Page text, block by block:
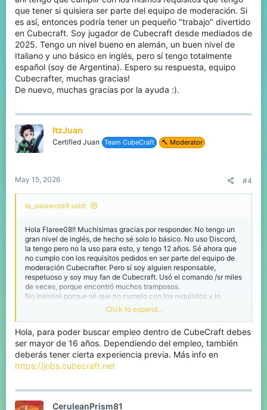
que tener si quisiera ser parte del equipo de moderación. Si
es así, entonces podría tener un pequeño "trabajo" divertido
en Cubecraft. Soy jugador de Cubecraft desde mediados de
2025. Tengo un nivel bueno en alemán, un buen nivel de
Italiano y uno básico en inglés, pero sí tengo totalmente
español (soy de Argentina). Espero su respuesta, equipo
Cubecrafter, muchas gracias!
De nuevo, muchas gracias por la ayuda :).
ItzJuan
Certified Juan Team CubeCraft 🔨 Moderator
May 15, 2026 #4
la_awawota9 said:
Hola Flaree08!! Muchísimas gracias por responder. No tengo un
gran nivel de inglés, de hecho sé solo lo básico. No uso Discord,
la tengo pero no la uso para esto, y tengo 12 años. Sé ahora que
no cumplo con los requisitos pedidos en ser parte del equipo de
moderación Cubecrafter. Pero sí soy alguien responsable,
respetuoso y soy muy fan de Cubecraft. Usó el comando /sr miles
de veces, porque encontró muchos tramposos.
No insistiré porque sé que no cumplo con los requisitos y lo
Pero, me interesó la primera opción, quisiera saber más sobre esa
primera opción que decía algo de los juegos y empleos de
Cubecraft, ahí quisiera estar, y quiero saber si ahí tengo que
cumplir con los mismos requisitos que tengo que tener si quisiera
ser parte del equipo de moderación. Si es así, entonces podría
tener un pequeño "trabajo" divertido en Cubecraft. Soy jugador
de Cubecraft desde mediados de 2025. Tengo un nivel bueno en
(soy de Argentina). Espero su respuesta, equipo Cubecrafter,
muchas gracias!
Click to expand...
Hola, para poder buscar empleo dentro de CubeCraft debes
ser mayor de 16 años. Dependiendo del empleo, también
deberás tener cierta experiencia previa. Más info en
https://jobs.cubecraft.net
CeruleanPrism81